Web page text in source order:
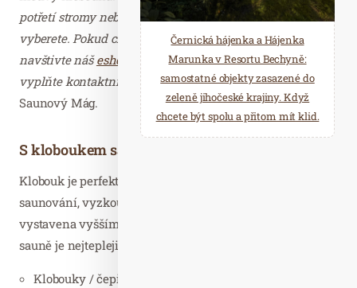
potřetí stromy nebo byliny. Je jen na vás, jakou čepici si
vyberete. Pokud chcete mít originál inspirovaný přírodou,
navštivte nášeshop
(nebo zavolejte nebo napište email či
vyplňte kontaktní formulář)“říká Pavel Hofrichter,
Saunový Mág.
S kloboukem saunujeme zdravě
Klobouk je perfektní ochrana vaší hlavičky při
saunování, vyzkoušená staletími. Hlava je totiž
vystavena vyšším teplotám než zbytek těla. Nahoře v
sauně je nejtepleji a tam máme hlavu.
Klobouky / čepice z vlny fungují v sauně jako ochrana
Černická hájenka a Hájenka
Marunka v Resortu Bechyně:
samostatné objekty zasazené do
zeleně jihočeské krajiny. Když
chcete být spolu a přitom mít klid.